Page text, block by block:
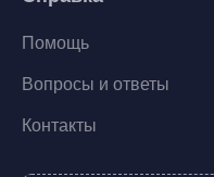
Помощь
Вопросы и ответы
Контакты